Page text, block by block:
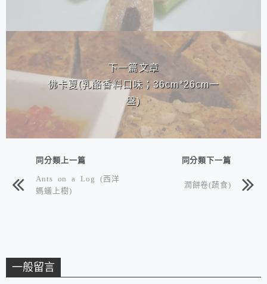
下一篇文章
佛卡夏(乳酪香料口味；36cm*26cm一
盤)
同分類上一篇
Ants on a Log (西洋
螞蟻上樹)
同分類下一篇
潤餅卷(蔬食)
一般留言